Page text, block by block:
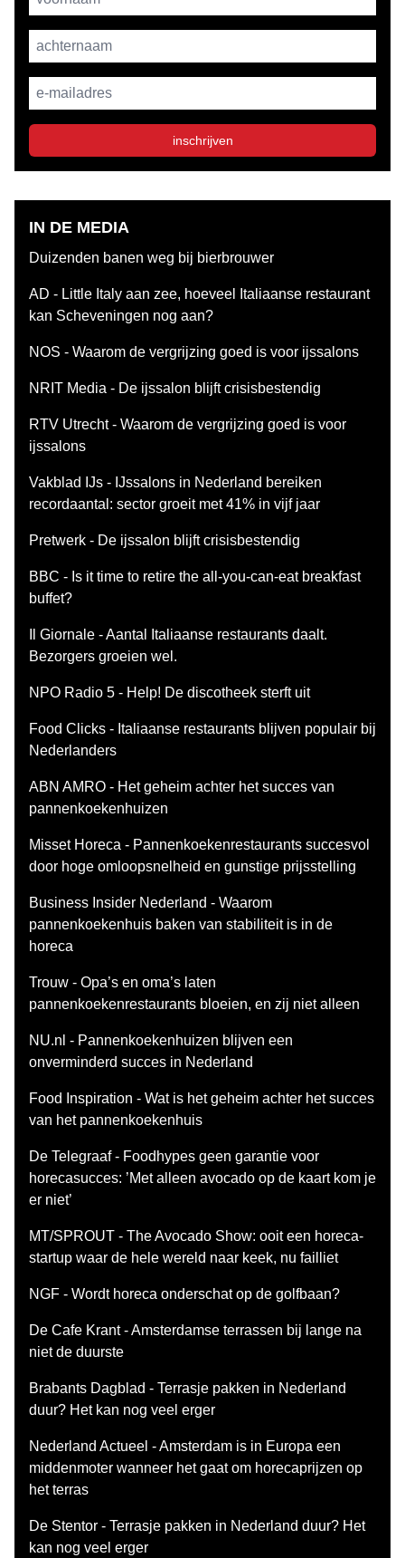
achternaam
E-mailadres
inschrijven
IN DE MEDIA
Duizenden banen weg bij bierbrouwer
AD - Little Italy aan zee, hoeveel Italiaanse restaurant
kan Scheveningen nog aan?
NOS - Waarom de vergrijzing goed is voor ijssalons
NRIT Media - De ijssalon blijft crisisbestendig
RTV Utrecht - Waarom de vergrijzing goed is voor
ijssalons
Vakblad IJs - IJssalons in Nederland bereiken
recordaantal: sector groeit met 41% in vijf jaar
Pretwerk - De ijssalon blijft crisisbestendig
BBC - Is it time to retire the all-you-can-eat breakfast
buffet?
Il Giornale - Aantal Italiaanse restaurants daalt.
Bezorgers groeien wel.
NPO Radio 5 - Help! De discotheek sterft uit
Food Clicks - Italiaanse restaurants blijven populair bij
Nederlanders
ABN AMRO - Het geheim achter het succes van
pannenkoekenhuizen
Misset Horeca - Pannenkoekenrestaurants succesvol
door hoge omloopsnelheid en gunstige prijsstelling
Business Insider Nederland - Waarom
pannenkoekenhuis baken van stabiliteit is in de
horeca
Trouw - Opa’s en oma’s laten
pannenkoekenrestaurants bloeien, en zij niet alleen
NU.nl - Pannenkoekenhuizen blijven een
onverminderd succes in Nederland
Food Inspiration - Wat is het geheim achter het succes
van het pannenkoekenhuis
De Telegraaf - Foodhypes geen garantie voor
horecasucces: ’Met alleen avocado op de kaart kom je
er niet’
MT/SPROUT - The Avocado Show: ooit een horeca-
startup waar de hele wereld naar keek, nu failliet
NGF - Wordt horeca onderschat op de golfbaan?
De Cafe Krant - Amsterdamse terrassen bij lange na
niet de duurste
Brabants Dagblad - Terrasje pakken in Nederland
duur? Het kan nog veel erger
Nederland Actueel - Amsterdam is in Europa een
middenmoter wanneer het gaat om horecaprijzen op
het terras
De Stentor - Terrasje pakken in Nederland duur? Het
kan nog veel erger